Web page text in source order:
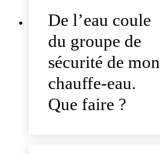
De l’eau coule
du groupe de
sécurité de mon
chauffe-eau.
Que faire ?